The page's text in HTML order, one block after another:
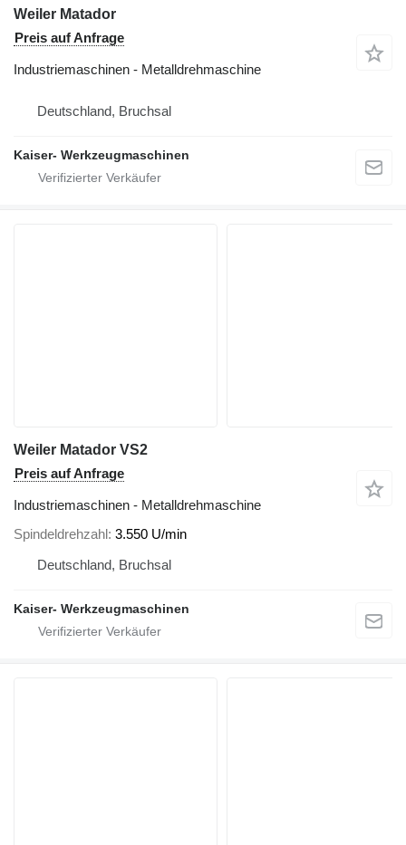
Weiler Matador
Preis auf Anfrage
Industriemaschinen - Metalldrehmaschine
Deutschland, Bruchsal
Kaiser- Werkzeugmaschinen
Weiler Matador VS2
Preis auf Anfrage
Industriemaschinen - Metalldrehmaschine
Spindeldrehzahl 3.550 U/min
Deutschland, Bruchsal
Kaiser- Werkzeugmaschinen